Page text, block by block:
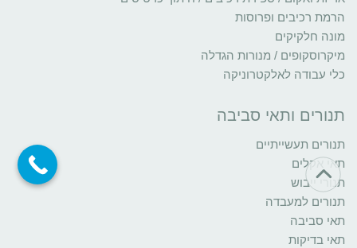
הרמת רכיבים ופרוסות
מונה חלקיקים
מיקרוסקופים / מנורות הגדלה
כלי עבודה לאלקטרוניקה
תנורים ותאי סביבה
תנורים תעשייתיים
תאי אקלים
תנורי ייבוש
תנורים למעבדה
תאי סביבה
תאי בדיקות